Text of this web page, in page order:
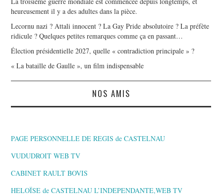
heureusement il y a des adultes dans la pièce.
Lecornu nazi ? Attali innocent ? La Gay Pride absolutoire ? La préfète
ridicule ? Quelques petites remarques comme ça en passant…
Élection présidentielle 2027, quelle « contradiction principale » ?
« La bataille de Gaulle », un film indispensable
NOS AMIS
PAGE PERSONNELLE DE REGIS de CASTELNAU
VUDUDROIT WEB TV
CABINET RAULT BOVIS
HELOÏSE de CASTELNAU L’INDEPENDANTE,WEB TV